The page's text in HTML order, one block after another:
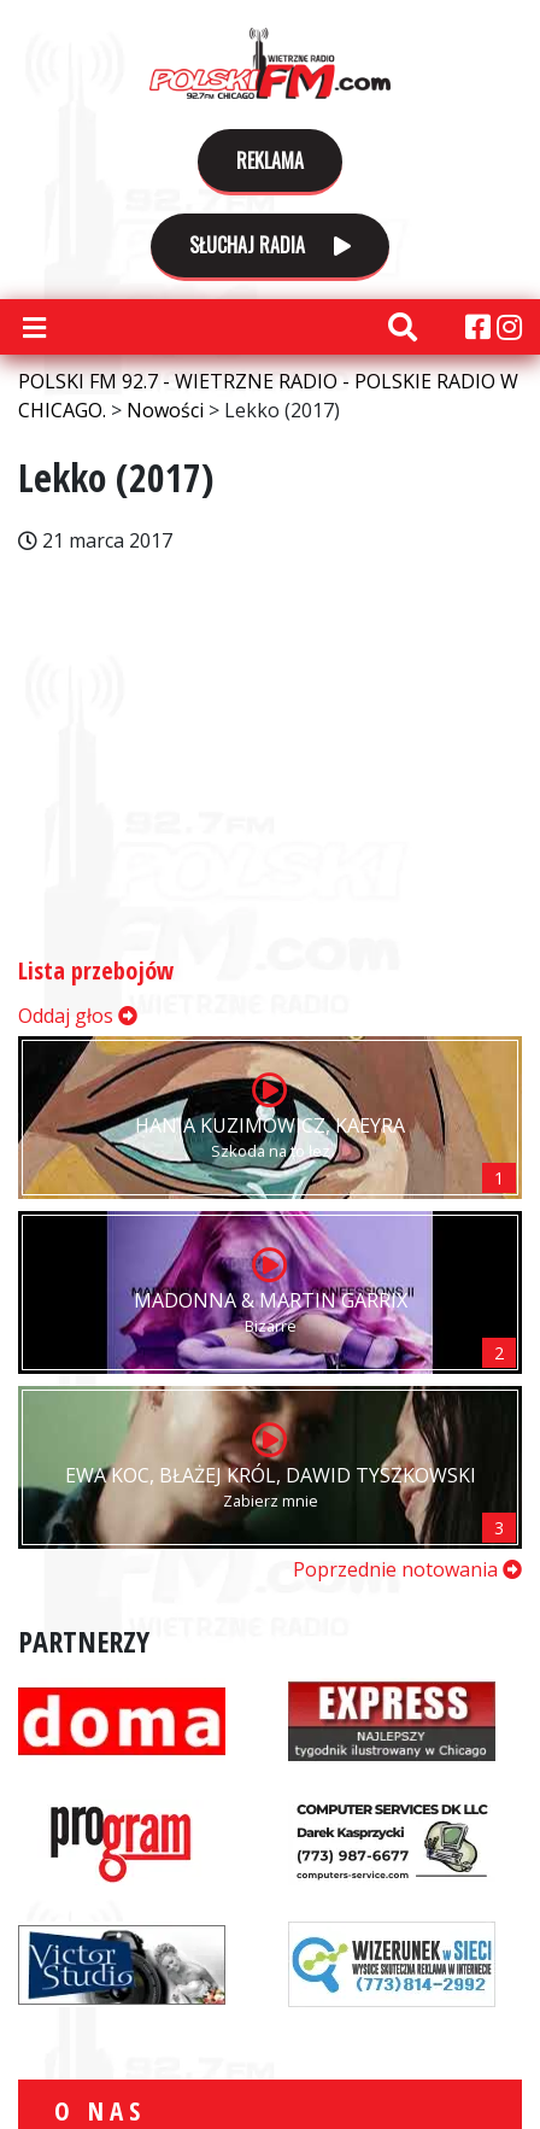
REKLAMA
SŁUCHAJ RADIA
POLSKI FM 92.7 - WIETRZNE RADIO - POLSKIE RADIO W
CHICAGO. > Nowości > Lekko (2017)
Lekko (2017)
21 marca 2017
Lista przebojów
Oddaj głos
HANIA KUZIMOWICZ, KAEYRA
Szkoda na to łez
1
MADONNA & MARTIN GARRIX
Bizarre
2
EWA KOC, BŁAŻEJ KRÓL, DAWID TYSZKOWSKI
Zabierz mnie
3
Poprzednie notowania
PARTNERZY
O NAS